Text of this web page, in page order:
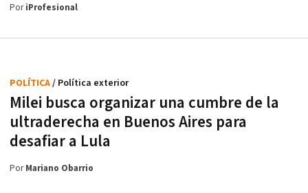
PoriProfesional
Milei busca organizar una cumbre de la
ultraderecha en Buenos Aires para
desafiar a Lula
POLÍTICA/ Política exterior
PorMariano Obarrio